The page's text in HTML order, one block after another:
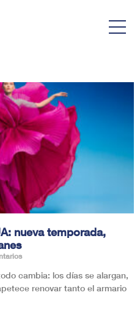
nueva temporada,
cambia: los días se alargan,
renovar tanto el armario